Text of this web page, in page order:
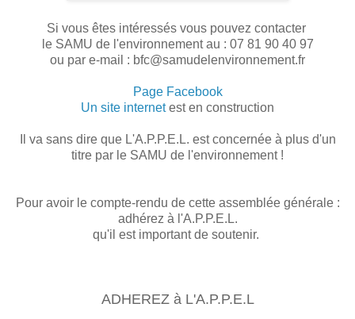
Si vous êtes intéressés vous pouvez contacter
le SAMU de l'environnement au : 07 81 90 40 97
ou par e-mail : bfc@samudelenvironnement.fr
Page Facebook
Un site internetest en construction
Il va sans dire que L'A.P.P.E.L. est concernée à plus d'un
titre par le SAMU de l'environnement !
Pour avoir le compte-rendu de cette assemblée générale :
adhérez à l'A.P.P.E.L.
qu'il est important de soutenir.
ADHEREZ à L'A.P.P.E.L